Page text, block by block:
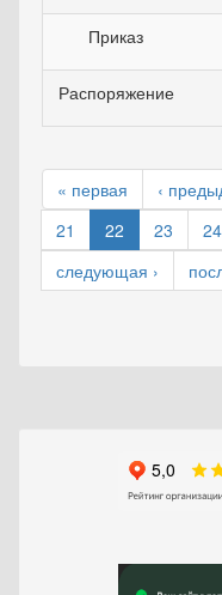
Приказ
Распоряжение
« первая ‹
21
22 23 24
следующая ›